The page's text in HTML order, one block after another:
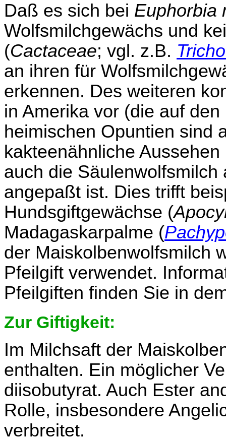
Daß es sich bei Euphorbia
Wolfsmilchgewächs und
(Cactaceae; vgl. z.B.
an ihren für
erkennen. Des weiteren
in Amerika vor (die auf
heimischen Opuntien sind
kakteenähnliche
auch die
angepaßt ist. Dies trifft
Hundsgiftgewächse (
Madagaskarpalme (
der Maiskolbenwolfsmilch
Pfeilgift verwendet.
Pfeilgiften finden Sie in
Zur Giftigkeit:
Im Milchsaft der
enthalten. Ein möglicher
diisobutyrat. Auch Ester
Rolle, insbesondere
verbreitet.